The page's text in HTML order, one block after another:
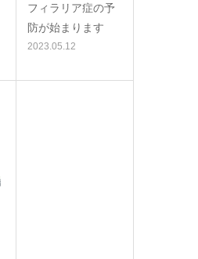
フィラリア症の予
防が始まります
2023.05.12